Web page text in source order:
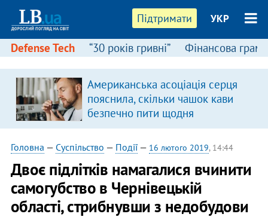
Підтримати УКР
Defense Tech “30 років гривні” Фінансова
Американська асоціація серця
пояснила, скільки чашок кави
безпечно пити щодня
Головна — Суспільство — Події— 16 лютого 2019, 14:44
Двоє підлітків намагалися вчинити
самогубство в Чернівецькій
області, стрибнувши з недобудови